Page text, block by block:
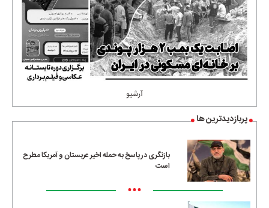
آرشیو
پربازدیدترین ها
بازنگری در پاسخ به حمله اخیر عربستان و آمریکا مطرح
است
•••